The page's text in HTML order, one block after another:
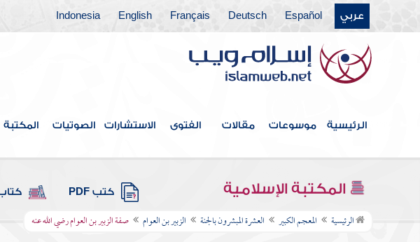
عربي Español
Deutsch
Français
English
Indonesia
الرئيسية موسوعات مقالات الفتوى الاستشارات الصوتيات المكتبة
المكتبة الإسلامية كتب PDF
الرئيسية المعجم الكبير العشرة المبشرون بالجنة الزبير بن العوام صفة الزبير بن العوام رضي الله عنه
الزبير بن العوام
نسبة الزبير بن العوام رضي الله عنه
صفة الزبير بن العوام رضي الله عنه
وأخباره رضي الله عنه
ومما أسند الزبير بن العوام رضي
الله عنه
عبد الرحمن بن عوف